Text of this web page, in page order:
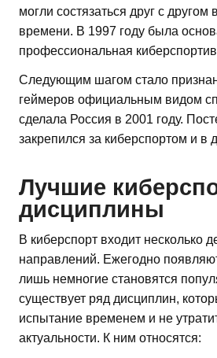
могли состязаться друг с
времени. В 1997 году была
профессиональная
Следующим шагом стало
геймеров официальным видом
сделала Россия в 2001 году.
закрепился за киберспортом и в
Лучшие
дисциплины
В киберспорт входит несколько
направлений. Ежегодно
лишь немногие становятся
существует ряд дисциплин,
испытание временем и не
актуальности. К ним относятся: